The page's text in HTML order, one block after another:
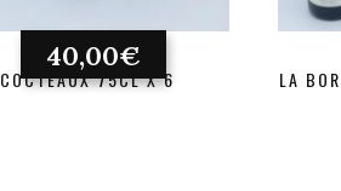
COCTEAUX 75CL X 6
40,00€ LA